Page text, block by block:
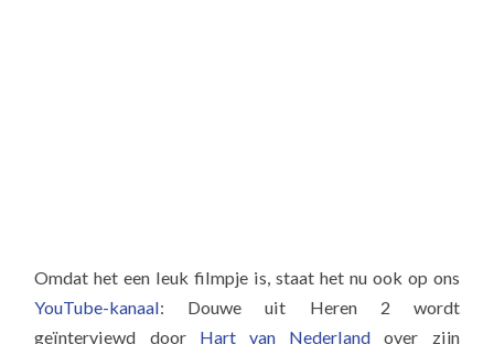
Omdat het een leuk filmpje is, staat het nu ook op ons
YouTube-kanaal: Douwe uit Heren 2 wordt
geïnterviewd door Hart van Nederland over zijn